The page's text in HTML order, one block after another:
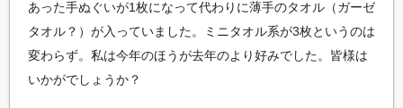
あった手ぬぐいが1枚になって代わりに薄手のタオル（ガーゼ
タオル？）が入っていました。ミニタオル系が3枚というのは
変わらず。私は今年のほうが去年のより好みでした。皆様は
いかがでしょうか？